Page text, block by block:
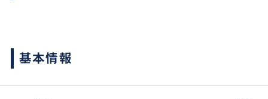
基本情報